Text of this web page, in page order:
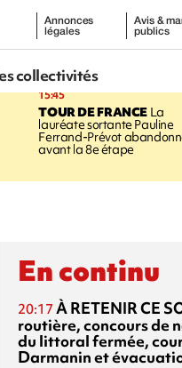
Annonces
légales
Avis &
publics
collectivités
15:45
TOUR DE FRANCELa
lauréate sortante Pauline
Ferrand-Prévot
avant la 8e étape
En continu
20:17 À RETENIR CE
routière, concours de
du littoral fermée,
Darmanin et